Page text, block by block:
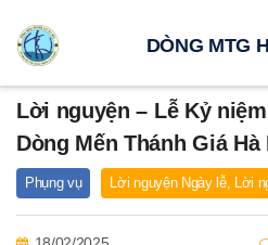
Lời nguyện – Lễ Kỷ
Dòng Mến Thánh Giá Hà
Phụng vụ Lời nguyện Ngày lễ, Lời
DÒNG MTG